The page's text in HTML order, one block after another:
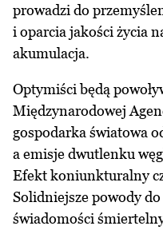
prowadzi do
i oparcia jakości życia
akumulacja.
Optymiści będą
Międzynarodowej
gospodarka światowa
a emisje dwutlenku
Efekt koniunkturalny
Solidniejsze powody
świadomości